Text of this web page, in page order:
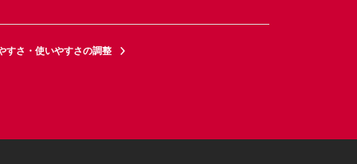
すさ・使いやすさの調整